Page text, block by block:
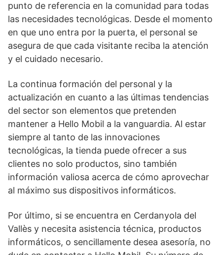
punto de referencia en la comunidad para todas
las necesidades tecnológicas. Desde el momento
en que uno entra por la puerta, el personal se
asegura de que cada visitante reciba la atención
y el cuidado necesario.
La continua formación del personal y la
actualización en cuanto a las últimas tendencias
del sector son elementos que pretenden
mantener a Hello Mobil a la vanguardia. Al estar
siempre al tanto de las innovaciones
tecnológicas, la tienda puede ofrecer a sus
clientes no solo productos, sino también
información valiosa acerca de cómo aprovechar
al máximo sus dispositivos informáticos.
Por último, si se encuentra en Cerdanyola del
Vallès y necesita asistencia técnica, productos
informáticos, o sencillamente desea asesoría, no